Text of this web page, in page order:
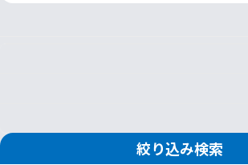
絞り込み検索